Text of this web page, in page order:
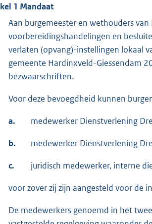
1 Mandaat
Aan burgemeester en wethouders
voorbereidingshandelingen en
verlaten (opvang)-instellingen lokaal
gemeente Hardinxveld-Giessendam
bezwaarschriften.
Voor deze bevoegdheid kunnen
a. medewerker Dienstverlening
b. medewerker Dienstverlening
c. juridisch medewerker, interne
voor zover zij zijn aangesteld voor de
De medewerkers genoemd in het